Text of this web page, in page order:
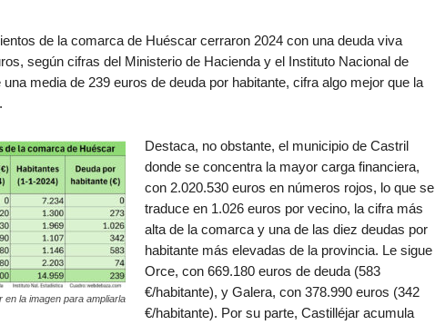
de la comarca de Huéscar cerraron 2024 con una deuda viva
según cifras del Ministerio de Hacienda y el Instituto Nacional de
media de 239 euros de deuda por habitante, cifra algo mejor que la
en la imagen para ampliarla
Destaca, no obstante, el municipio de Castril
donde se concentra la mayor carga financiera,
con 2.020.530 euros en números rojos, lo que se
traduce en 1.026 euros por vecino, la cifra más
alta de la comarca y una de las diez deudas por
habitante más elevadas de la provincia. Le sigue
Orce, con 669.180 euros de deuda (583
€/habitante), y Galera, con 378.990 euros (342
€/habitante). Por su parte, Castilléjar acumula